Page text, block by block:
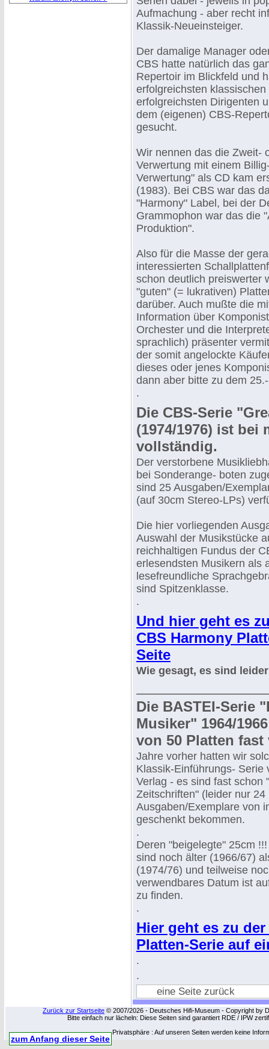
Aufmachung - aber recht
Klassik-Neueinsteiger.
Der damalige Manager
CBS hatte natürlich das
Repertoir im Blickfeld und
erfolgreichsten
erfolgreichsten Dirigenten
dem (eigenen) CBS-
gesucht.
Wir nennen das die Zweit-
Verwertung mit einem
Verwertung" als CD kam
(1983). Bei CBS war das
"Harmony" Label, bei der
Grammophon war das die
Produktion".
Also für die Masse der
interessierten
schon deutlich preiswerter
"guten" (= lukrativen)
darüber. Auch mußte die
Information über
Orchester und die
sprachlich) präsenter
der somit angelockte
dieses oder jenes
dann aber bitte zu dem
.
Die CBS-Serie
(1974/1976) ist bei
vollständig.
Der verstorbene
bei Sonderange- boten
sind 25 Ausgaben/
(auf 30cm Stereo-LPs)
Die hier vorliegenden
Auswahl der Musikstücke
reichhaltigen Fundus der
erlesendsten Musikern als
lesefreundliche
sind Spitzenklasse.
.
Und hier geht es
CBS Harmony
Seite
Wie gesagt, es sind
Die BASTEI-Serie
Musiker" 1964/
von 50 Platten
Jahre vorher hatten wir
Klassik-Einführungs- Serie
Verlag - es sind fast schon
Zeitschriften" (leider nur 24
Ausgaben/Exemplare von
geschenkt bekommen.
.
Deren "beigelegte" 25cm
sind noch älter (1966/67)
(1974/76) und teilweise
verwendbares Datum ist
zu finden.
.
Hier geht es zu
Platten-Serie auf
.
.
eine Seite zurück
Zurück zur Startseite © 2007/2026 - Deutsches Hifi-Museum - Copyright by
Bitte einfach nur lächeln: Diese Seiten sind garantiert RDE / IPW
Privatsphäre : Auf unseren Seiten werden keine
zum Anfang dieser Seite